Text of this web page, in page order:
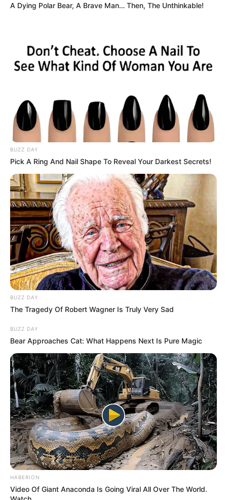
A Dying Polar Bear, A Brave Man… Then, The Unthinkable!
BUZZ DAY
Pick A Ring And Nail Shape To Reveal Your Darkest Secrets!
BUZZ DAY
The Tragedy Of Robert Wagner Is Truly Very Sad
BUZZ DAY
Bear Approaches Cat: What Happens Next Is Pure Magic
HABERION
Video Of Giant Anaconda Is Going Viral All Over The World.